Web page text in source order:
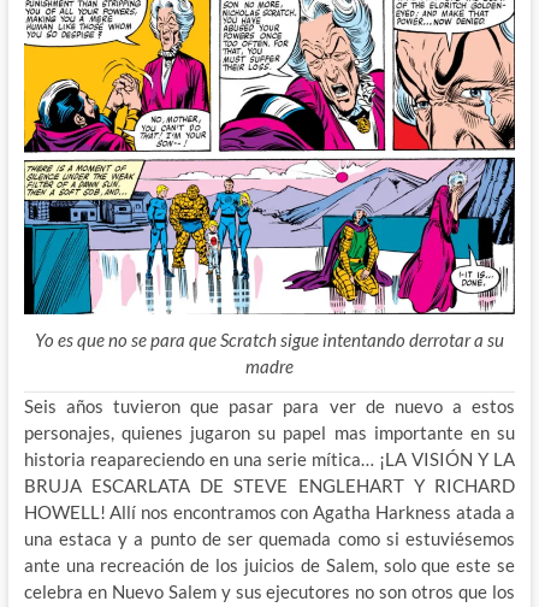
Yo es que no se para que Scratch sigue intentando derrotar a su
madre
Seis años tuvieron que pasar para ver de nuevo a estos
personajes, quienes jugaron su papel mas importante en su
historia reapareciendo en una serie mítica… ¡LA VISIÓN Y LA
BRUJA ESCARLATA DE STEVE ENGLEHART Y RICHARD
HOWELL! Allí nos encontramos con Agatha Harkness atada a
una estaca y a punto de ser quemada como si estuviésemos
ante una recreación de los juicios de Salem, solo que este se
celebra en Nuevo Salem y sus ejecutores no son otros que los